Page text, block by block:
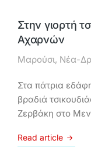
Στην γιορτή
Αχαρνών
Μαρούσι, Νέα-
Στα πάτρια
βραδιά
Ζερβάκη στο
Read article